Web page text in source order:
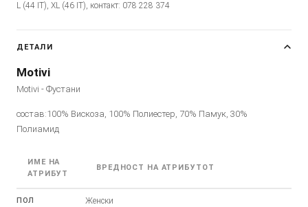
L (44 IT), XL (46 IT), контакт: 078 228 374
ДЕТАЛИ
Motivi
Motivi - Фустани
состав:100% Вискоза, 100% Полиестер, 70% Памук, 30%
Полиамид
ИМЕ НА
АТРИБУТ
ВРЕДНОСТ НА АТРИБУТОТ
ПОЛ Женски